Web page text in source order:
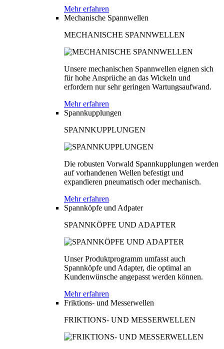
Mehr erfahren
Mechanische Spannwellen
MECHANISCHE SPANNWELLEN
Unsere mechanischen Spannwellen eignen sich
für hohe Ansprüche an das Wickeln und
erfordern nur sehr geringen Wartungsaufwand.
Mehr erfahren
Spannkupplungen
SPANNKUPPLUNGEN
Die robusten Vorwald Spannkupplungen werden
auf vorhandenen Wellen befestigt und
expandieren pneumatisch oder mechanisch.
Mehr erfahren
Spannköpfe und Adpater
SPANNKÖPFE UND ADAPTER
Unser Produktprogramm umfasst auch
Spannköpfe und Adapter, die optimal an
Kundenwünsche angepasst werden können.
Mehr erfahren
Friktions- und Messerwellen
FRIKTIONS- UND MESSERWELLEN